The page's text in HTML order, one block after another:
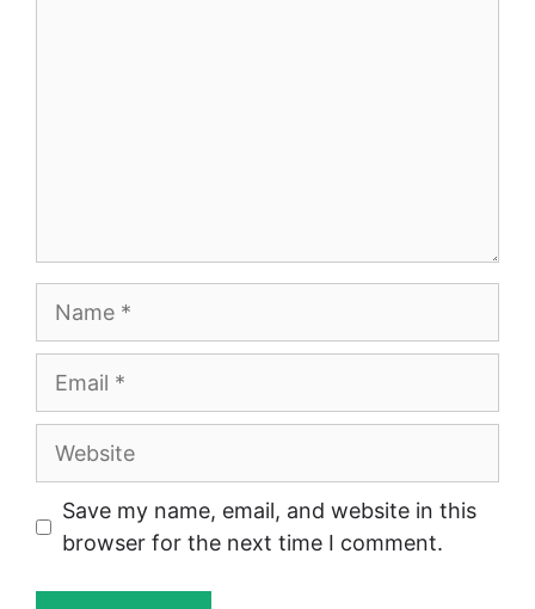
Website
Save my name, email, and website in this
browser for the next time I comment.